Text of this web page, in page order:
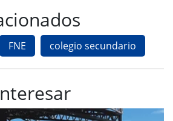
FNE colegio secundario